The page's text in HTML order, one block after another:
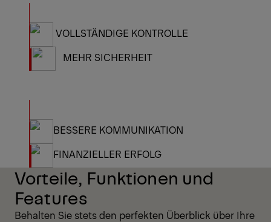
VOLLSTÄNDIGE KONTROLLE
MEHR SICHERHEIT
BESSERE KOMMUNIKATION
FINANZIELLER ERFOLG
Vorteile, Funktionen und
Features
Behalten Sie stets den perfekten Überblick über Ihre